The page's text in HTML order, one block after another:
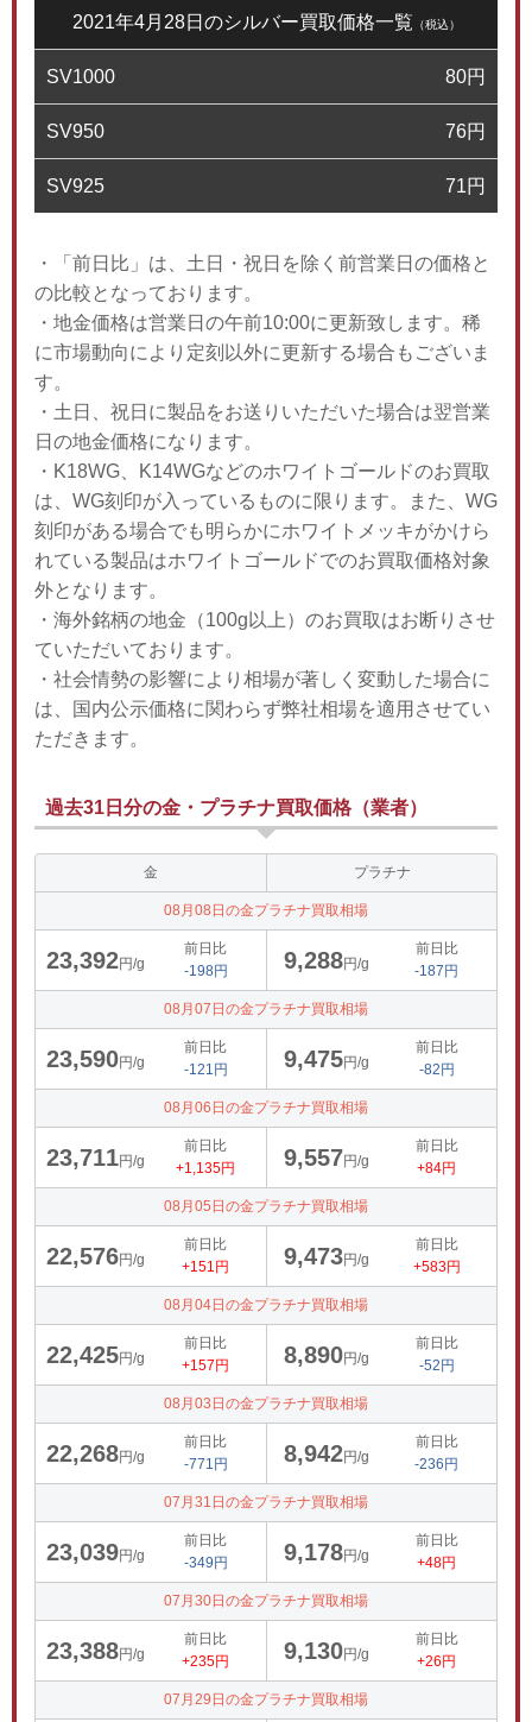
2021年4月28日のシルバー買取価格一覧 （税込）
SV1000 80円
SV950 76円
SV925 71円
・「前日比」は、土日・祝日を除く前営業日の価格と
の比較となっております。
・地金価格は営業日の午前10:00に更新致します。稀
に市場動向により定刻以外に更新する場合もございま
す。
・土日、祝日に製品をお送りいただいた場合は翌営業
日の地金価格になります。
・K18WG、K14WGなどのホワイトゴールドのお買取
は、WG刻印が入っているものに限ります。また、WG
刻印がある場合でも明らかにホワイトメッキがかけら
れている製品はホワイトゴールドでのお買取価格対象
外となります。
・海外銘柄の地金（100g以上）のお買取はお断りさせ
ていただいております。
・社会情勢の影響により相場が著しく変動した場合に
は、国内公示価格に関わらず弊社相場を適用させてい
ただきます。
過去31日分の金・プラチナ買取価格（業者）
金 プラチナ
08月08日の金プラチナ買取相場
23,392円/g
前日比
-198円
9,288円/g
前日比
-187円
08月07日の金プラチナ買取相場
23,590円/g
前日比
-121円
9,475円/g
前日比
-82円
08月06日の金プラチナ買取相場
23,711円/g
前日比
+1,135円
9,557円/g
前日比
+84円
08月05日の金プラチナ買取相場
22,576円/g
前日比
+151円
9,473円/g
前日比
+583円
08月04日の金プラチナ買取相場
22,425円/g
前日比
+157円
8,890円/g
前日比
-52円
08月03日の金プラチナ買取相場
22,268円/g
前日比
-771円
8,942円/g
前日比
-236円
07月31日の金プラチナ買取相場
23,039円/g
前日比
-349円
9,178円/g
前日比
+48円
07月30日の金プラチナ買取相場
23,388円/g
前日比
+235円
9,130円/g
前日比
+26円
07月29日の金プラチナ買取相場